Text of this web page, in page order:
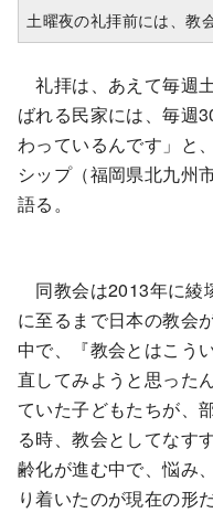
土曜夜の礼拝前には、教
礼拝は、あえて毎週
ばれる民家には、毎週
わっているんです」と
シップ（福岡県北九州
語る。
同教会は2013年に綾
に至るまで日本の教会
中で、『教会とはこう
直してみようと思った
ていた子どもたちが、
る時、教会としてなす
齢化が進む中で、悩み
り着いたのが現在の形